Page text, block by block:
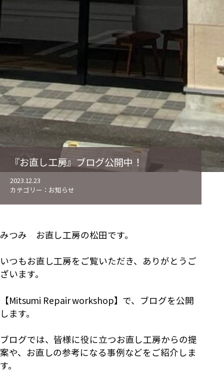
『お直し工房』ブログ公開中！
2023.12.23
カテゴリー： お知らせ
みつみ お直し工房の松田です。
いつもお直し工房をご覧いただき、ありがとうご
ざいます。
【Mitsumi Repair workshop】で、ブログを公開
します。
ブログでは、皆様に役に立つお直し工房からの提
案や、お直しの参考になる事例などをご紹介しま
す。